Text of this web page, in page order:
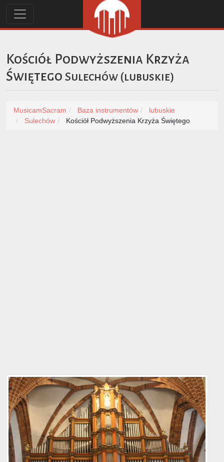
Kościół Podwyższenia Krzyża
Świętego Sulechów (lubuskie)
MusicamSacram Baza instrumentów
lubuskie
Sulechów
Kościół Podwyższenia Krzyża Świętego